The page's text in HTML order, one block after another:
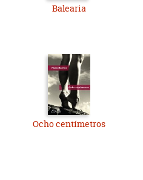
Balearia
Ocho centímetros